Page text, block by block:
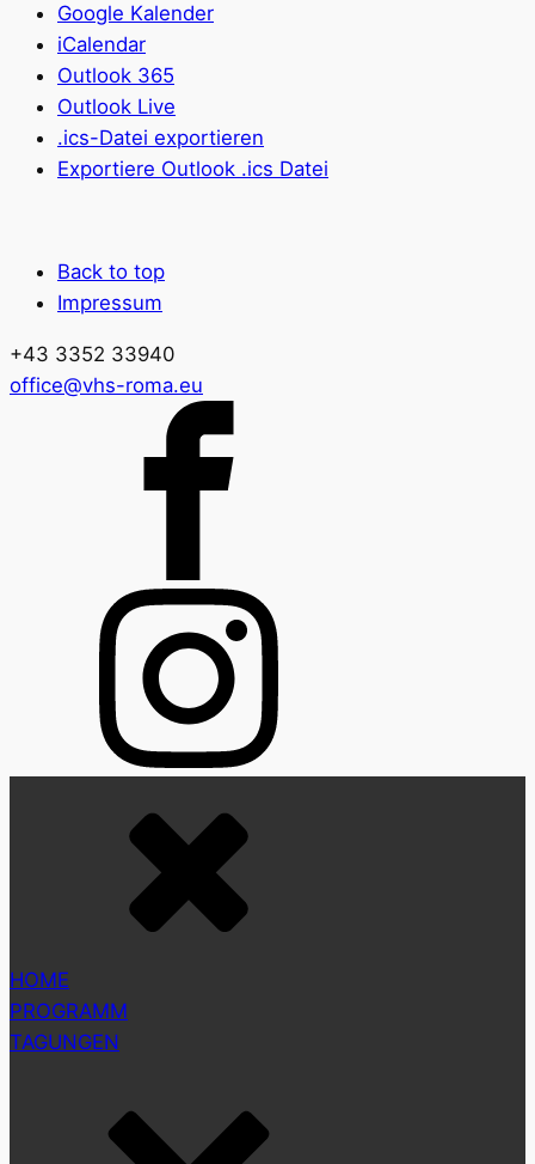
Google Kalender
iCalendar
Outlook 365
Outlook Live
.ics-Datei exportieren
Exportiere Outlook .ics Datei
Back to top
Impressum
+43 3352 33940
office@vhs-roma.eu
HOME
PROGRAMM
TAGUNGEN